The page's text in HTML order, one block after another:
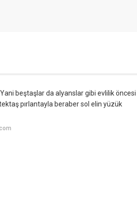
beştaşlar da alyanslar gibi evlilik öncesi
pırlantayla beraber sol elin yüzük